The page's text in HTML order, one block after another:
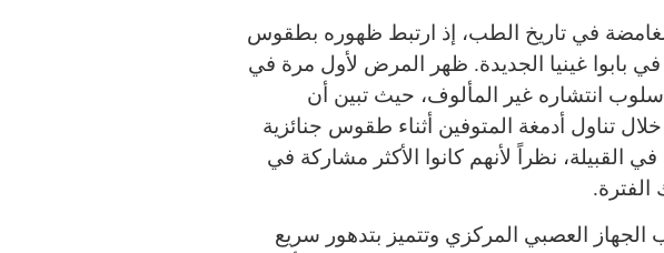
في تاريخ الطب، إذ ارتبط ظهوره بطقوس
في بابوا غينيا الجديدة. ظهر المرض لأول مرة في
انتشاره غير المألوف، حيث تبين أن
تناول أدمغة المتوفين أثناء طقوس جنائزية
نظراً لأنهم كانوا الأكثر مشاركة في
العصبي المركزي وتتميز بتدهور سريع